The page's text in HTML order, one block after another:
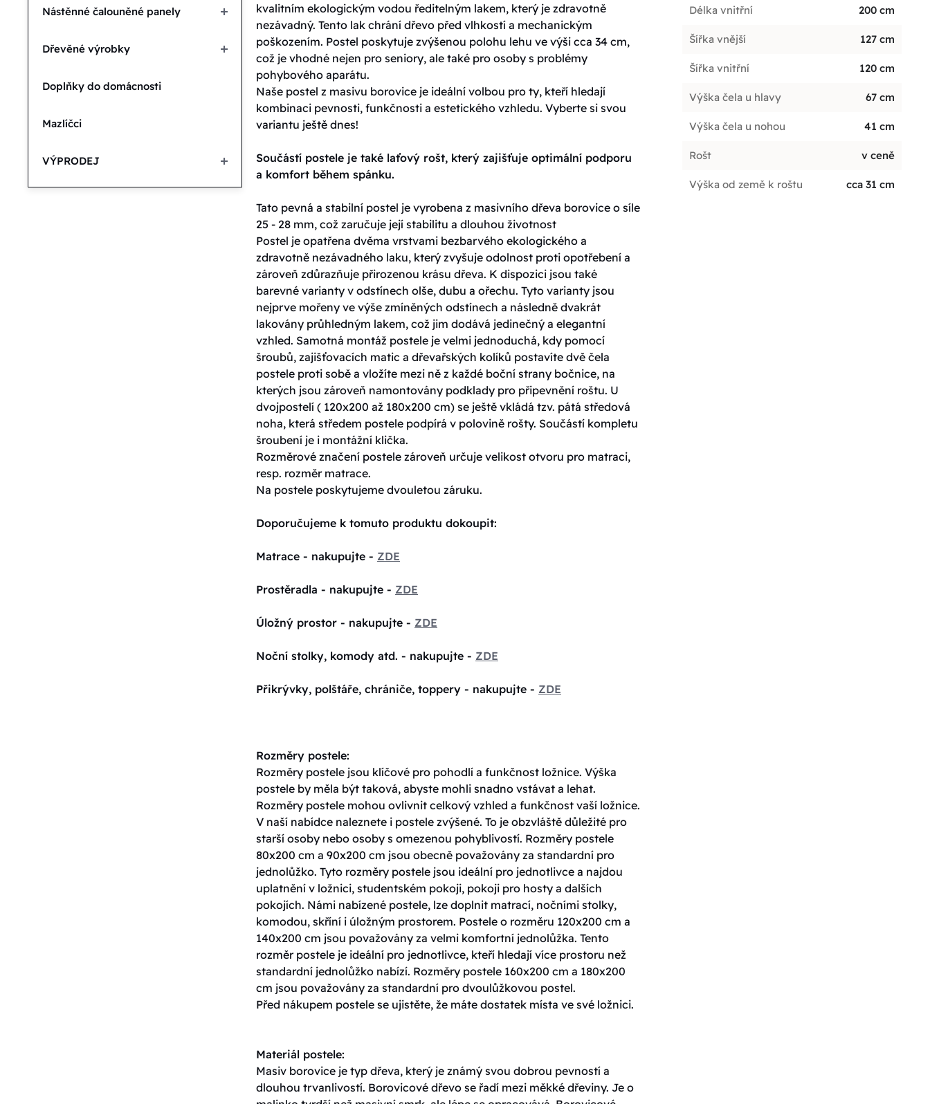
Nástěnné čalouněné panely
Dřevěné výrobky
Doplňky do domácnosti
Mazlíčci
VÝPRODEJ
kvalitním ekologickým vodou ředitelným lakem, který je zdravotně
nezávadný. Tento lak chrání dřevo před vlhkostí a mechanickým
poškozením. Postel poskytuje zvýšenou polohu lehu ve výši cca 34 cm,
což je vhodné nejen pro seniory, ale také pro osoby s problémy
pohybového aparátu.
Naše postel z masivu borovice je ideální volbou pro ty, kteří hledají
kombinaci pevnosti, funkčnosti a estetického vzhledu. Vyberte si svou
variantu ještě dnes!
Součástí postele je také laťový rošt, který zajišťuje optimální podporu
a komfort během spánku.
Tato pevná a stabilní postel je vyrobena z masivního dřeva borovice o síle
25 - 28 mm, což zaručuje její stabilitu a dlouhou životnost
Postel je opatřena dvěma vrstvami bezbarvého ekologického a
zdravotně nezávadného laku, který zvyšuje odolnost proti opotřebení a
zároveň zdůrazňuje přirozenou krásu dřeva. K dispozici jsou také
barevné varianty v odstínech olše, dubu a ořechu. Tyto varianty jsou
nejprve mořeny ve výše zmíněných odstínech a následně dvakrát
lakovány průhledným lakem, což jim dodává jedinečný a elegantní
vzhled. Samotná montáž postele je velmi jednoduchá, kdy pomocí
šroubů, zajišťovacích matic a dřevařských kolíků postavíte dvě čela
postele proti sobě a vložíte mezi ně z každé boční strany bočnice, na
kterých jsou zároveň namontovány podklady pro připevnění roštu. U
dvojpostelí ( 120x200 až 180x200 cm) se ještě vkládá tzv. pátá středová
noha, která středem postele podpírá v polovině rošty. Součástí kompletu
šroubení je i montážní klička.
Rozměrové značení postele zároveň určuje velikost otvoru pro matraci,
resp. rozměr matrace.
Na postele poskytujeme dvouletou záruku.
Doporučujeme k tomuto produktu dokoupit:
Matrace - nakupujte - ZDE
Prostěradla - nakupujte - ZDE
Úložný prostor - nakupujte - ZDE
Noční stolky, komody atd. - nakupujte - ZDE
Přikrývky, polštáře, chrániče, toppery - nakupujte - ZDE
Rozměry postele:
Rozměry postele jsou klíčové pro pohodlí a funkčnost ložnice. Výška
postele by měla být taková, abyste mohli snadno vstávat a lehat.
Rozměry postele mohou ovlivnit celkový vzhled a funkčnost vaší ložnice.
V naší nabídce naleznete i postele zvýšené. To je obzvláště důležité pro
starší osoby nebo osoby s omezenou pohyblivostí. Rozměry postele
80x200 cm a 90x200 cm jsou obecně považovány za standardní pro
jednolůžko. Tyto rozměry postele jsou ideální pro jednotlivce a najdou
uplatnění v ložnici, studentském pokoji, pokoji pro hosty a dalších
pokojích. Námi nabízené postele, lze doplnit matrací, nočními stolky,
komodou, skříní i úložným prostorem. Postele o rozměru 120x200 cm a
140x200 cm jsou považovány za velmi komfortní jednolůžka. Tento
rozměr postele je ideální pro jednotlivce, kteří hledají více prostoru než
standardní jednolůžko nabízí. Rozměry postele 160x200 cm a 180x200
cm jsou považovány za standardní pro dvoulůžkovou postel.
Před nákupem postele se ujistěte, že máte dostatek místa ve své ložnici.
Materiál postele:
Masiv borovice je typ dřeva, který je známý svou dobrou pevností a
dlouhou trvanlivostí. Borovicové dřevo se řadí mezi měkké dřeviny. Je o
Délka vnitřní 200 cm
Šířka vnější 127 cm
Šířka vnitřní 120 cm
Výška čela u hlavy 67 cm
Výška čela u nohou 41 cm
Rošt v ceně
Výška od země k roštu cca 31 cm